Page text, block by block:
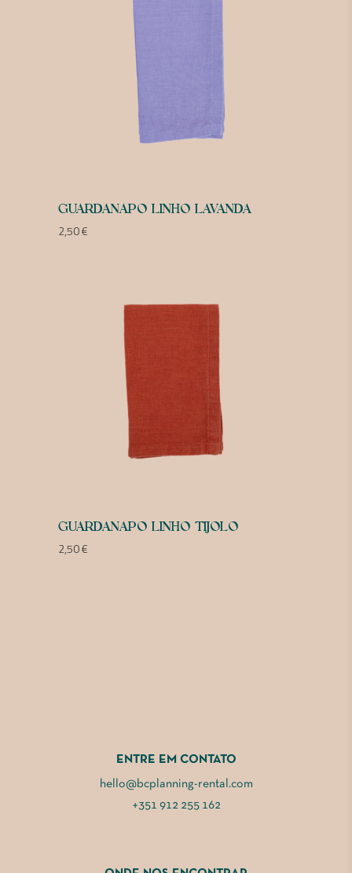
GUARDANAPO LINHO LAVANDA
2,50€
GUARDANAPO LINHO TIJOLO
2,50€
ENTRE EM CONTATO
hello@bcplanning-rental.com
+351 912 255 162